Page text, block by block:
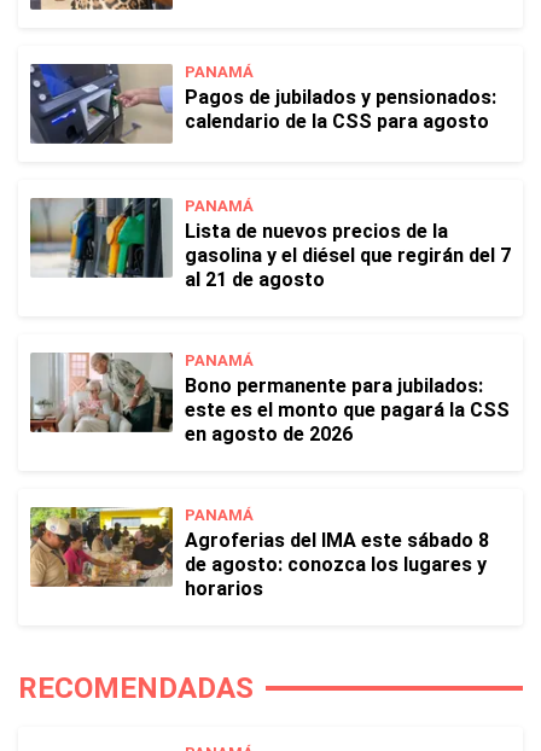
PANAMÁ
Pagos de jubilados y pensionados:
calendario de la CSS para agosto
PANAMÁ
Lista de nuevos precios de la
gasolina y el diésel que regirán del 7
al 21 de agosto
PANAMÁ
Bono permanente para jubilados:
este es el monto que pagará la CSS
en agosto de 2026
PANAMÁ
Agroferias del IMA este sábado 8
de agosto: conozca los lugares y
horarios
RECOMENDADAS